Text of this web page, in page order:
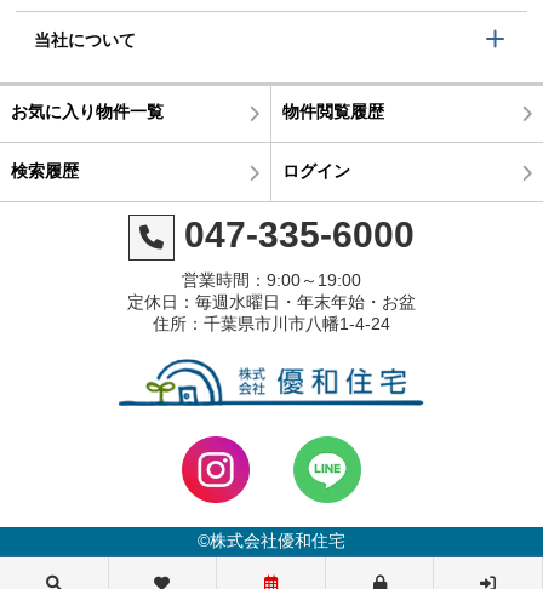
当社について
お気に入り物件一覧 物件閲覧履歴
検索履歴 ログイン
047-335-6000
営業時間：9:00～19:00
定休日：毎週水曜日・年末年始・お盆
住所：千葉県市川市八幡1-4-24
©株式会社優和住宅